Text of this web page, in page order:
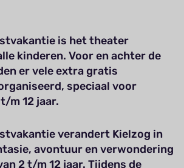
is het theater
kinderen. Voor en achter de
er vele extra gratis
speciaal voor
m 12 jaar.
verandert Kielzog in
avontuur en verwondering
2 t/m 12 jaar. Tijdens de